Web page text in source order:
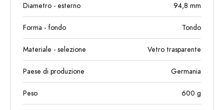
Diametro - esterno 94,8 mm
Forma - fondo Tondo
Materiale - selezione Vetro trasparente
Paese di produzione Germania
Peso 600 g